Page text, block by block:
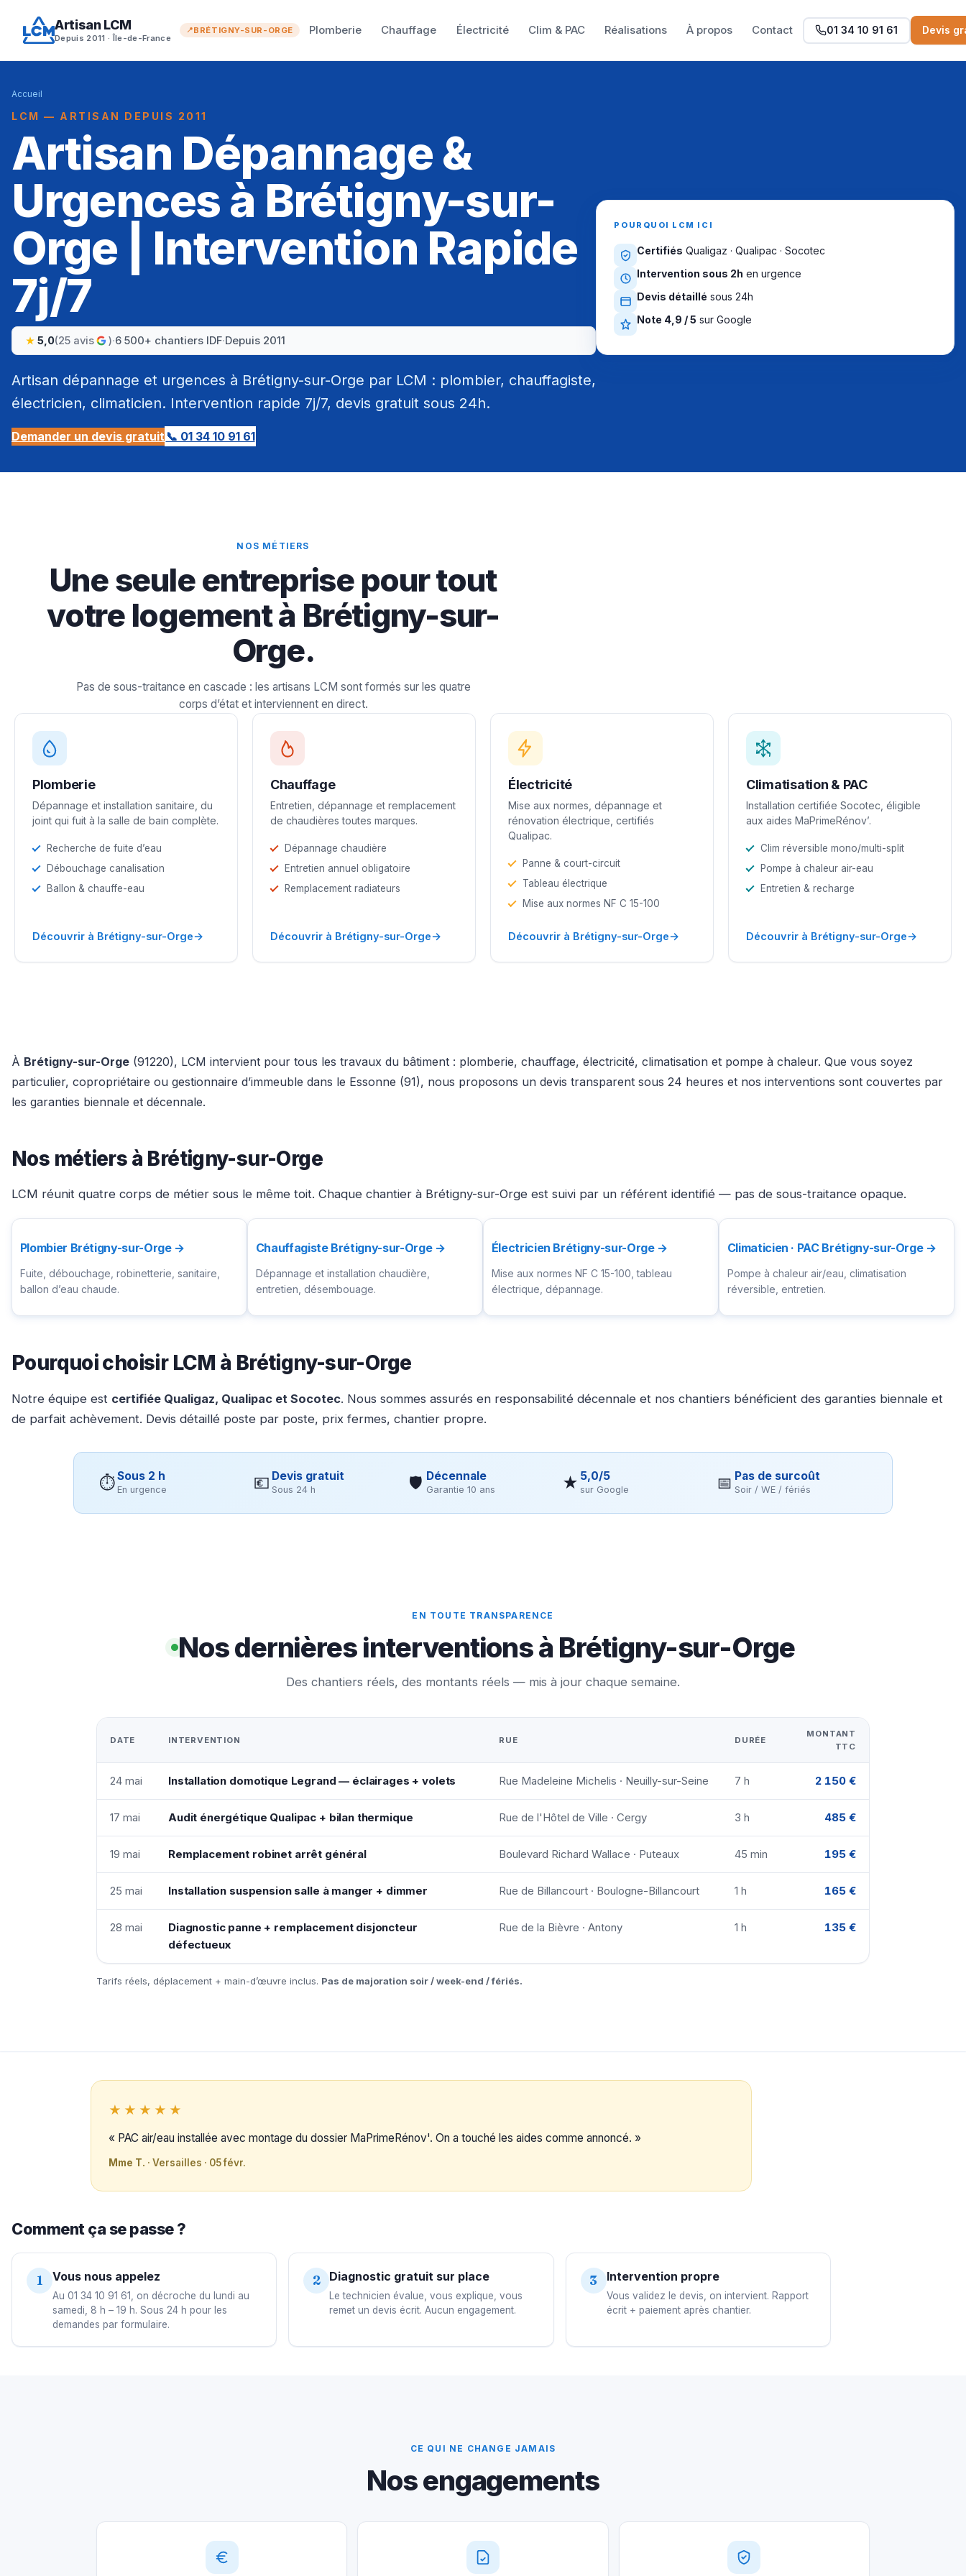
Artisan LCM
Depuis 2011 · Île-de-France
BRÉTIGNY-SUR-ORGE Plomberie Chauffage Électricité Clim & PAC Réalisations À propos Contact 01 34 10 91 61 Devis
Accueil
LCM — ARTISAN DEPUIS 2011
Artisan Dépannage &
Urgences à Brétigny-sur-
Orge | Intervention Rapide
7j/7
5,0(25 avis )·6 500+ chantiers IDF·Depuis 2011
Artisan dépannage et urgences à Brétigny-sur-Orge par LCM : plombier, chauffagiste,
électricien, climaticien. Intervention rapide 7j/7, devis gratuit sous 24h.
Demander un devis gratuit 📞 01 34 10 91 61
POURQUOI LCM ICI
Certifiés Qualigaz · Qualipac · Socotec
Intervention sous 2h en urgence
Devis détaillé sous 24h
Note 4,9 / 5 sur Google
NOS MÉTIERS
Une seule entreprise pour tout
votre logement à Brétigny-sur-
Orge.
Pas de sous-traitance en cascade : les artisans LCM sont formés sur les quatre
corps d’état et interviennent en direct.
Plomberie
Dépannage et installation sanitaire, du
joint qui fuit à la salle de bain complète.
Recherche de fuite d’eau
Débouchage canalisation
Ballon & chauffe-eau
Découvrir à Brétigny-sur-Orge→
Chauffage
Entretien, dépannage et remplacement
de chaudières toutes marques.
Dépannage chaudière
Entretien annuel obligatoire
Remplacement radiateurs
Découvrir à Brétigny-sur-Orge→
Électricité
Mise aux normes, dépannage et
rénovation électrique, certifiés
Qualipac.
Panne & court-circuit
Tableau électrique
Mise aux normes NF C 15-100
Découvrir à Brétigny-sur-Orge→
Climatisation & PAC
Installation certifiée Socotec, éligible
aux aides MaPrimeRénov’.
Clim réversible mono/multi-split
Pompe à chaleur air-eau
Entretien & recharge
Découvrir à Brétigny-sur-Orge→
À Brétigny-sur-Orge (91220), LCM intervient pour tous les travaux du bâtiment : plomberie, chauffage, électricité, climatisation et pompe à chaleur. Que vous soyez
particulier, copropriétaire ou gestionnaire d’immeuble dans le Essonne (91), nous proposons un devis transparent sous 24 heures et nos interventions sont couvertes par
les garanties biennale et décennale.
Nos métiers à Brétigny-sur-Orge
LCM réunit quatre corps de métier sous le même toit. Chaque chantier à Brétigny-sur-Orge est suivi par un référent identifié — pas de sous-traitance opaque.
Plombier Brétigny-sur-Orge →
Fuite, débouchage, robinetterie, sanitaire,
ballon d’eau chaude.
Chauffagiste Brétigny-sur-Orge →
Dépannage et installation chaudière,
entretien, désembouage.
Électricien Brétigny-sur-Orge →
Mise aux normes NF C 15-100, tableau
électrique, dépannage.
Climaticien · PAC Brétigny-sur-Orge →
Pompe à chaleur air/eau, climatisation
réversible, entretien.
Pourquoi choisir LCM à Brétigny-sur-Orge
Notre équipe est certifiée Qualigaz, Qualipac et Socotec. Nous sommes assurés en responsabilité décennale et nos chantiers bénéficient des garanties biennale et
de parfait achèvement. Devis détaillé poste par poste, prix fermes, chantier propre.
⏱Sous 2 h
En urgence 💶 Devis gratuit
Sous 24 h 🛡 Décennale
Garantie 10 ans ★ 5,0/5
sur Google 📅 Pas de surcoût
Soir / WE / fériés
EN TOUTE TRANSPARENCE
Nos dernières interventions à Brétigny-sur-Orge
Des chantiers réels, des montants réels — mis à jour chaque semaine.
DATE INTERVENTION RUE DURÉE
MONTANT
TTC
24 mai Installation domotique Legrand — éclairages + volets Rue Madeleine Michelis · Neuilly-sur-Seine 7 h 2 150 €
17 mai Audit énergétique Qualipac + bilan thermique Rue de l'Hôtel de Ville · Cergy 3 h 485 €
19 mai Remplacement robinet arrêt général Boulevard Richard Wallace · Puteaux 45 min 195 €
25 mai Installation suspension salle à manger + dimmer Rue de Billancourt · Boulogne-Billancourt 1 h 165 €
28 mai
Diagnostic panne + remplacement disjoncteur
défectueux
Rue de la Bièvre · Antony 1 h 135 €
Tarifs réels, déplacement + main-d’œuvre inclus. Pas de majoration soir / week-end / fériés.
★★★★★
« PAC air/eau installée avec montage du dossier MaPrimeRénov'. On a touché les aides comme annoncé. »
Mme T. · Versailles · 05 févr.
Comment ça se passe ?
1 Vous nous appelez
Au 01 34 10 91 61, on décroche du lundi au
samedi, 8 h – 19 h. Sous 24 h pour les
demandes par formulaire.
2 Diagnostic gratuit sur place
Le technicien évalue, vous explique, vous
remet un devis écrit. Aucun engagement.
3 Intervention propre
Vous validez le devis, on intervient. Rapport
écrit + paiement après chantier.
CE QUI NE CHANGE JAMAIS
Nos engagements